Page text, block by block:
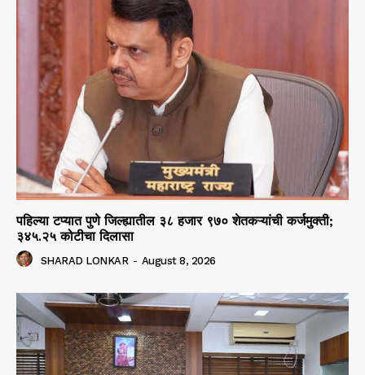
पहिल्या टप्यात पुणे जिल्ह्यातील ३८ हजार ९७० शेतकऱ्यांची कर्जमुक्ती;
३४५.२५ कोटीचा दिलासा
SHARAD LONKAR - August 8, 2026